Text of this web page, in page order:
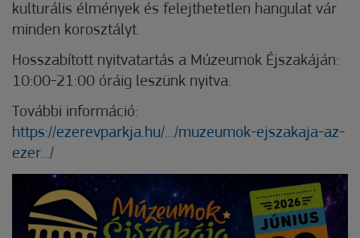
kulturális élmények és felejthetetlen hangulat vár
minden korosztályt.
Hosszabított nyitvatartás a Múzeumok Éjszakáján:
10:00-21:00 óráig leszünk nyitva.
További információ:
https://ezerevparkja.hu/.../muzeumok-ejszakaja-az-
ezer.../